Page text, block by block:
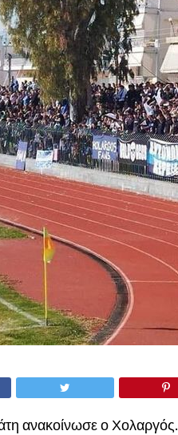
ανακοίνωσε ο Χολαργός.